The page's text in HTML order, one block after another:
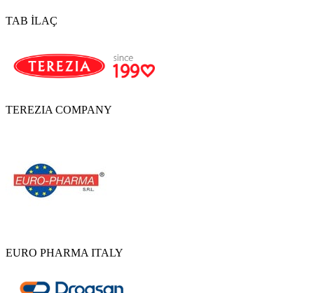
TAB İLAÇ
TEREZIA COMPANY
EURO PHARMA ITALY